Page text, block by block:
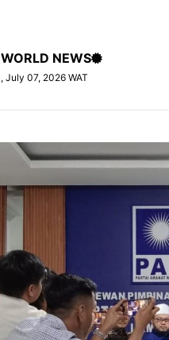
WORLD NEWS
, July 07, 2026 WAT